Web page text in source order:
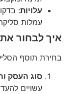
עלויות:
עמלות
איך לבחור
בחירת תוסף
סוג העסק
עשויים